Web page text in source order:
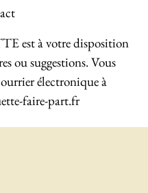
est à votre disposition
ou suggestions. Vous
électronique à
faire-part.fr